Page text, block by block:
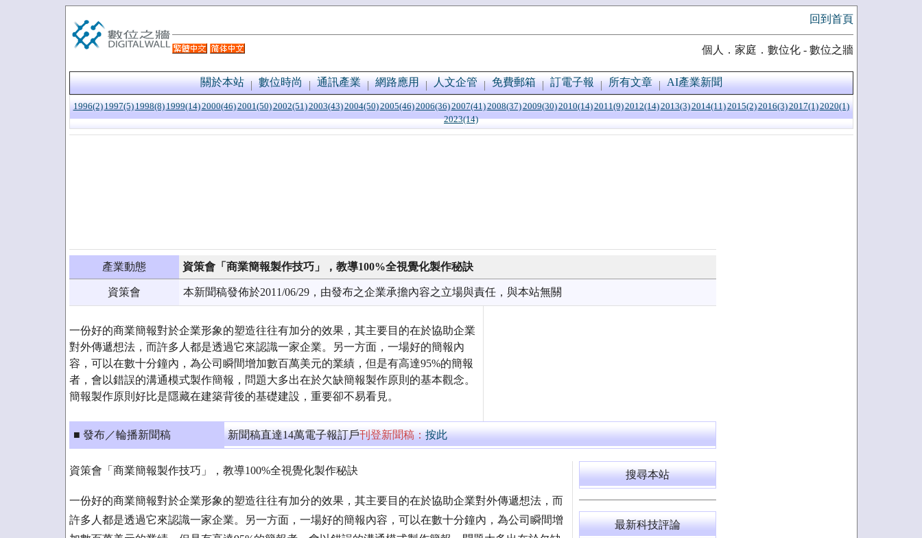
回到首頁
個人．家庭．數位化 - 數位之牆
關於本站 數位時尚 通訊產業 網路應用 人文企管 免費郵箱 訂電子報 所有文章 AI產業新聞
1996(2) 1997(5) 1998(8) 1999(14)2000(46)2001(50)2002(51)2003(43)2004(50)2005(46)2006(36)2007(41)2008(37)2009(30)2010(14)2011(9)2012(14)2013(3)2014(11)2015(2)2016(3)2017(1)2020(1)
2023(14)
產業動態 資策會「商業簡報製作技巧」，教導100%全視覺化製作秘訣
資策會 本新聞稿發佈於2011/06/29，由發布之企業承擔內容之立場與責任，與本站無關
一份好的商業簡報對於企業形象的塑造往往有加分的效果，其主要目的在於協助企業
對外傳遞想法，而許多人都是透過它來認識一家企業。另一方面，一場好的簡報內
容，可以在數十分鐘內，為公司瞬間增加數百萬美元的業績，但是有高達95%的簡報
者，會以錯誤的溝通模式製作簡報，問題大多出在於欠缺簡報製作原則的基本觀念。
簡報製作原則好比是隱藏在建築背後的基礎建設，重要卻不易看見。
■ 發布／輪播新聞稿 新聞稿直達14萬電子報訂戶刊登新聞稿：按此
資策會「商業簡報製作技巧」，教導100%全視覺化製作秘訣
一份好的商業簡報對於企業形象的塑造往往有加分的效果，其主要目的在於協助企業對外傳遞想法，而
許多人都是透過它來認識一家企業。另一方面，一場好的簡報內容，可以在數十分鐘內，為公司瞬間增
搜尋本站
最新科技評論